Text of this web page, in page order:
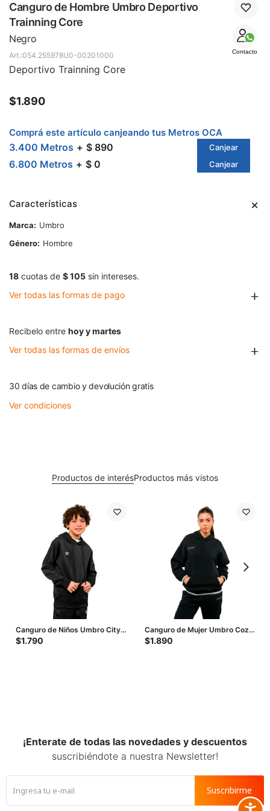
Canguro de Hombre Umbro Deportivo
Trainning Core
Negro
Contacto
054.255978U0-00201000
Deportivo Trainning Core
$1.890
Comprá este artículo canjeando tus Metros OCA
3.400 Metros $ 890 Canjear
6.800 Metros $ 0 Canjear
Características
Marca
Umbro
Género
Hombre
18 cuotas de $ 105 sin intereses.
Ver todas las formas de pago
Recibelo entre hoy y martes
Ver todas las formas de envíos
30 días de cambio y devolución gratis
Ver condiciones
Productos de interésProductos más vistos
Canguro de Niños Umbro City -
Negro
$1.790
Canguro de Mujer Umbro Cozy
- Negro
$1.890
¡Enterate de todas las novedades y descuentos
suscribiéndote a nuestra Newsletter!
Suscribirme